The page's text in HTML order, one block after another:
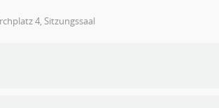
4, Sitzungssaal